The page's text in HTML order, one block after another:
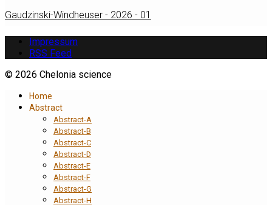
Gaudzinski-Windheuser - 2026 - 01
Impressum
RSS Feed
© 2026 Chelonia science
Home
Abstract
Abstract-A
Abstract-B
Abstract-C
Abstract-D
Abstract-E
Abstract-F
Abstract-G
Abstract-H